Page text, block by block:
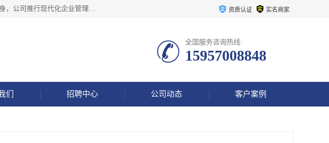
金华氟茂化工科技有限公司，位于浙江省的活力城市金华，公司集化工产品的技术研发、销售于一身，公司推行现代化企业管理理念，公司成立以来吸引了一批技术、业务、能力良好的科技人才，为多种产品的推广流通搭建良好的服务平台。我公司主要经营产品包括：PTFE微粉、FEP微粉、ECTFE、PES微粉等，这些产品由于具有、耐腐蚀、耐高温等性能而广泛应用于许多领域。 资质认证 实名商家
全国服务咨询热线:
15957008848
们 招聘中心 公司动态 客户案例